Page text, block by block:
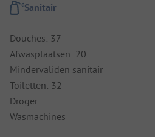
Sanitair
Douches: 37
Afwasplaatsen: 20
Mindervaliden sanitair
Toiletten: 32
Droger
Wasmachines